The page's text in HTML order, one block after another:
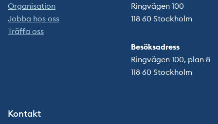
Organisation
Jobba hos oss
Träffa oss
Ringvägen 100
118 60 Stockholm
Besöksadress
Ringvägen 100, plan 8
118 60 Stockholm
Kontakt